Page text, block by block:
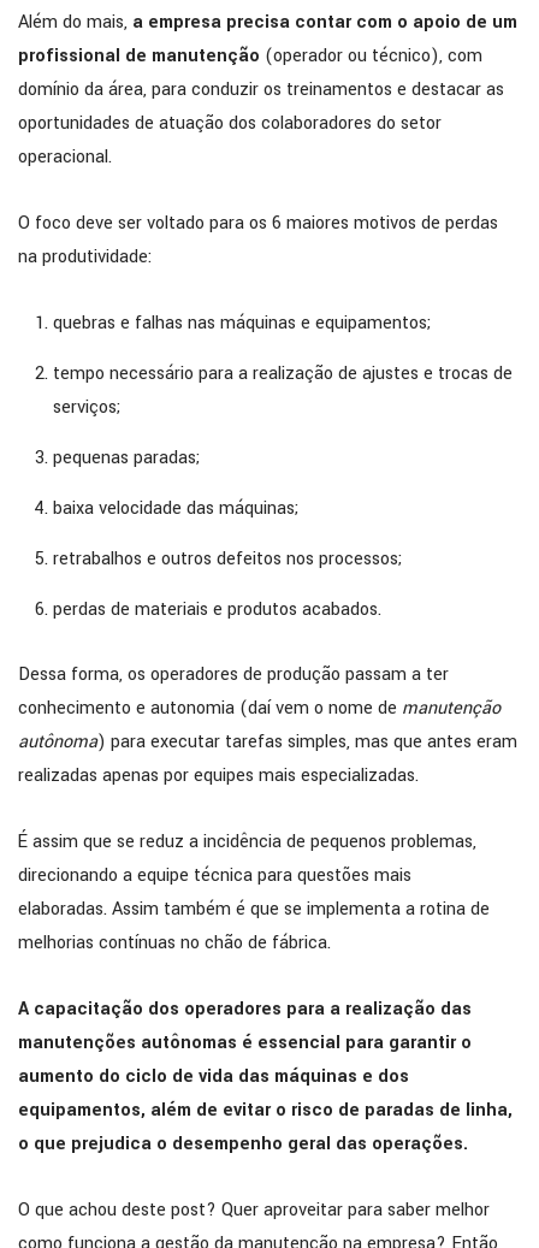
Além do mais, a empresa precisa contar com o apoio de um
profissional de manutenção (operador ou técnico), com
domínio da área, para conduzir os treinamentos e destacar as
oportunidades de atuação dos colaboradores do setor
operacional.
O foco deve ser voltado para os 6 maiores motivos de perdas
na produtividade:
quebras e falhas nas máquinas e equipamentos;
tempo necessário para a realização de ajustes e trocas de
serviços;
pequenas paradas;
baixa velocidade das máquinas;
retrabalhos e outros defeitos nos processos;
perdas de materiais e produtos acabados.
Dessa forma, os operadores de produção passam a ter
conhecimento e autonomia (daí vem o nome de manutenção
autônoma) para executar tarefas simples, mas que antes eram
realizadas apenas por equipes mais especializadas.
É assim que se reduz a incidência de pequenos problemas,
direcionando a equipe técnica para questões mais
elaboradas. Assim também é que se implementa a rotina de
melhorias contínuas no chão de fábrica.
A capacitação dos operadores para a realização das
manutenções autônomas é essencial para garantir o
aumento do ciclo de vida das máquinas e dos
equipamentos, além de evitar o risco de paradas de linha,
o que prejudica o desempenho geral das operações.
O que achou deste post? Quer aproveitar para saber melhor